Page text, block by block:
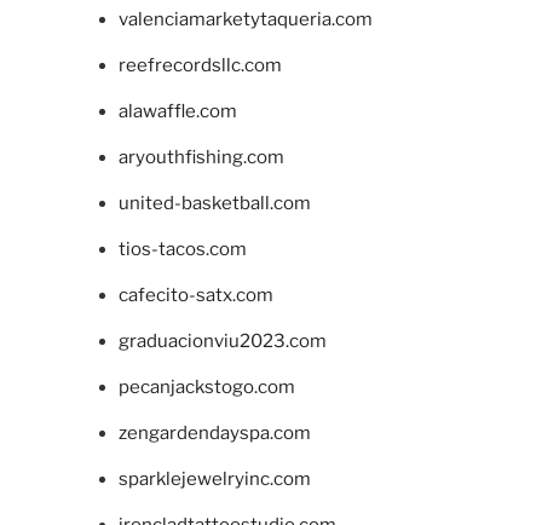
valenciamarketytaqueria.com
reefrecordsllc.com
alawaffle.com
aryouthfishing.com
united-basketball.com
tios-tacos.com
cafecito-satx.com
graduacionviu2023.com
pecanjackstogo.com
zengardendayspa.com
sparklejewelryinc.com